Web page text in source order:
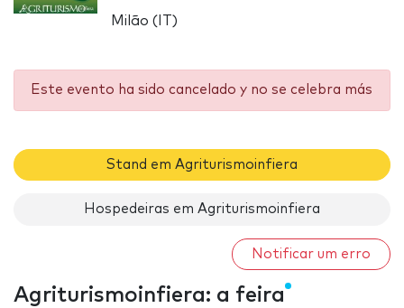
Milão (IT)
Este evento ha sido cancelado y no se celebra más
Stand em Agriturismoinfiera
Hospedeiras em Agriturismoinfiera
Notificar um erro
Agriturismoinfiera: a feira